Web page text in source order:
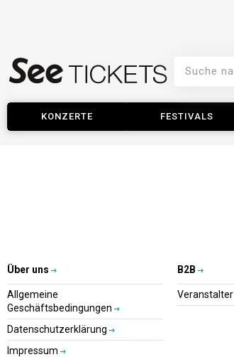
KONZERTE FESTIVALS
Über uns
Allgemeine
Geschäftsbedingungen
Datenschutzerklärung
Impressum
B2B
Veranstalter